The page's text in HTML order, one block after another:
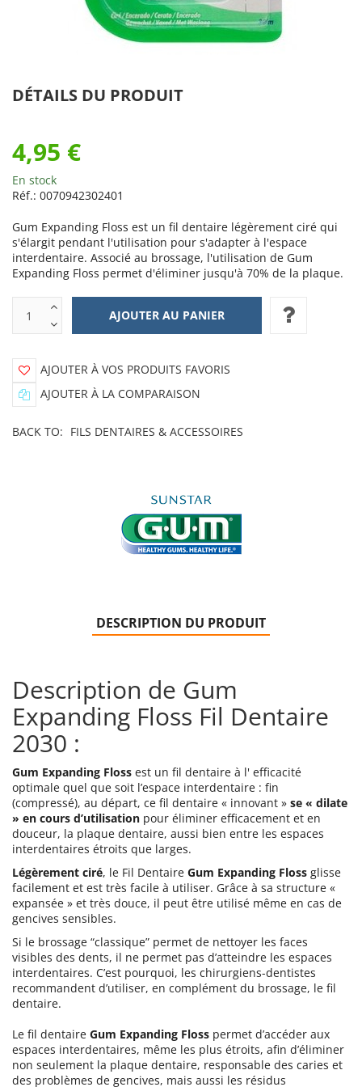
DÉTAILS DU PRODUIT
4,95 €
En stock
Réf.: 0070942302401
Gum Expanding Floss est un fil dentaire légèrement ciré qui
s'élargit pendant l'utilisation pour s'adapter à l'espace
interdentaire. Associé au brossage, l'utilisation de Gum
Expanding Floss permet d'éliminer jusqu'à 70% de la plaque.
AJOUTER À VOS PRODUITS FAVORIS
AJOUTER À LA COMPARAISON
BACK TO: FILS DENTAIRES & ACCESSOIRES
DESCRIPTION DU PRODUIT
Description de Gum
Expanding Floss Fil Dentaire
2030 :
Gum Expanding Floss est un fil dentaire à l' efficacité
optimale quel que soit l’espace interdentaire : fin
(compressé), au départ, ce fil dentaire « innovant » se « dilate
» en cours d’utilisation pour éliminer efficacement et en
douceur, la plaque dentaire, aussi bien entre les espaces
interdentaires étroits que larges.
Légèrement ciré, le Fil Dentaire Gum Expanding Floss glisse
facilement et est très facile à utiliser. Grâce à sa structure «
expansée » et très douce, il peut être utilisé même en cas de
gencives sensibles.
Si le brossage “classique” permet de nettoyer les faces
visibles des dents, il ne permet pas d’atteindre les espaces
interdentaires. C’est pourquoi, les chirurgiens-dentistes
recommandent d’utiliser, en complément du brossage, le fil
dentaire.
Le fil dentaire Gum Expanding Floss permet d’accéder aux
espaces interdentaires, même les plus étroits, afin d’éliminer
non seulement la plaque dentaire, responsable des caries et
des problèmes de gencives, mais aussi les résidus